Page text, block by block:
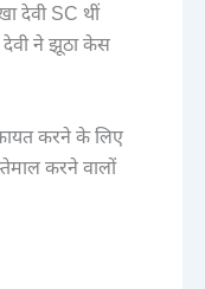
देवी SC थीं
देवी ने झूठा केस
करने के लिए
करने वालों